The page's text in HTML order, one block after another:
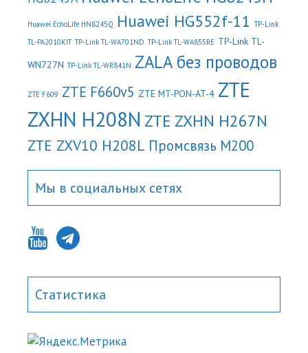
Huawei EchoLife HN8245Q Huawei HG552f-11 TP-Link
TL-PA2010KIT TP-Link TL-WA701ND TP-Link TL-WA855RE TP-Link TL-
WN727N TP-Link TL-WR841N ZALA без проводов
ZTE F609 ZTE F660v5 ZTE MT-PON-AT-4 ZTE
ZXHN H208N ZTE ZXHN H267N
ZTE ZXV10 H208L Промсвязь М200
Мы в социальных сетях
Статистика